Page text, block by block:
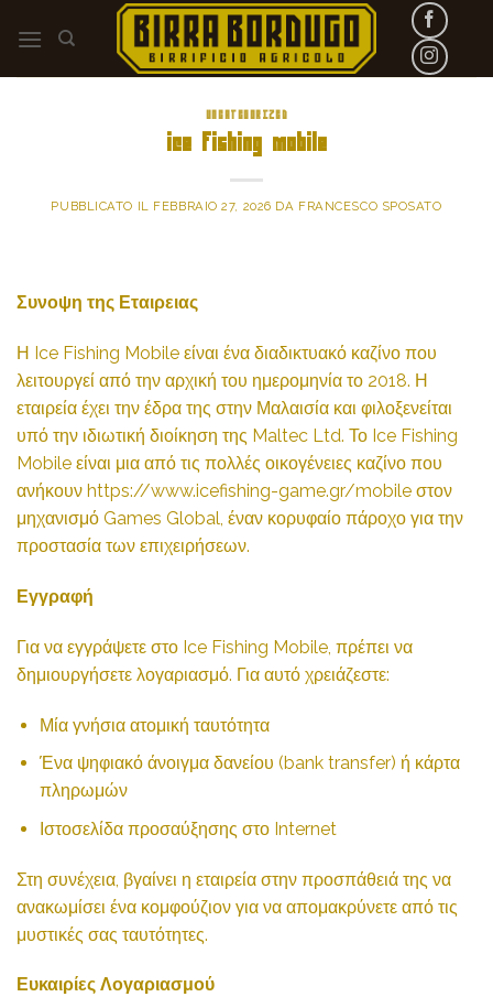
UNCATEGORIZED
ice fishing mobile
PUBBLICATO IL FEBBRAIO 27, 2026 DA FRANCESCO SPOSATO
Συνοψη της Εταιρειας
Η Ice Fishing Mobile είναι ένα διαδικτυακό καζίνο που
λειτουργεί από την αρχική του ημερομηνία το 2018. Η
εταιρεία έχει την έδρα της στην Μαλαισία και φιλοξενείται
υπό την ιδιωτική διοίκηση της Maltec Ltd. Το Ice Fishing
Mobile είναι μια από τις πολλές οικογένειες καζίνο που
ανήκουν https://www.icefishing-game.gr/mobile στον
μηχανισμό Games Global, έναν κορυφαίο πάροχο για την
προστασία των επιχειρήσεων.
Εγγραφή
Για να εγγράψετε στο Ice Fishing Mobile, πρέπει να
δημιουργήσετε λογαριασμό. Για αυτό χρειάζεστε:
Μία γνήσια ατομική ταυτότητα
Ένα ψηφιακό άνοιγμα δανείου (bank transfer) ή κάρτα
πληρωμών
Ιστοσελίδα προσαύξησης στο Internet
Στη συνέχεια, βγαίνει η εταιρεία στην προσπάθειά της να
ανακωμίσει ένα κομφούζιον για να απομακρύνετε από τις
μυστικές σας ταυτότητες.
Ευκαιρίες Λογαριασμού